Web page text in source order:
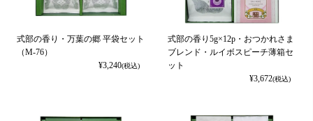
式部の香り・万葉の郷 平袋セット
（M-76）
¥3,240(税込)
式部の香り5g×12p・おつかれさま
ブレンド・ルイボスピーチ薄箱セ
ット
¥3,672(税込)